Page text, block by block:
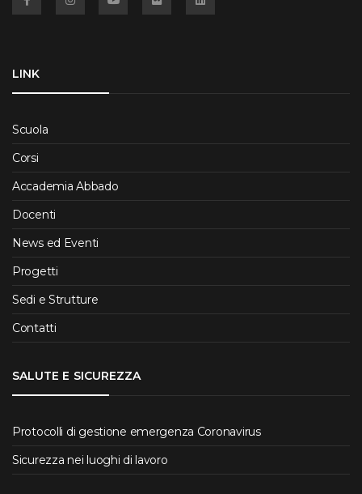
LINK
Scuola
Corsi
Accademia Abbado
Docenti
News ed Eventi
Progetti
Sedi e Strutture
Contatti
SALUTE E SICUREZZA
Protocolli di gestione emergenza Coronavirus
Sicurezza nei luoghi di lavoro